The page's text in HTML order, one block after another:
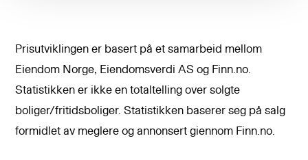
Prisutviklingen er basert på et samarbeid mellom
Eiendom Norge, Eiendomsverdi AS og Finn.no.
Statistikken er ikke en totaltelling over solgte
boliger/fritidsboliger. Statistikken baserer seg på salg
formidlet av meglere og annonsert giennom Finn.no.